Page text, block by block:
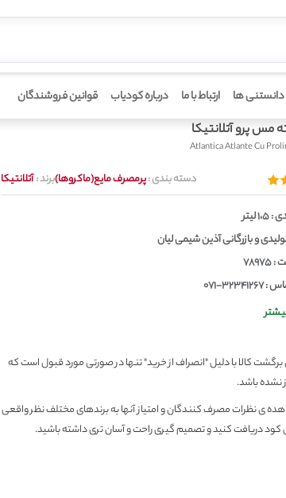
دانستنی ها ارتباط با ما درباره کودیاب قوانین فروشندگان
مس پرو آتلانتیکا
Atlantica Atlante Cu
دسته بندی :پرمصرف مایع(ماکروها)برند :آتلانتیکا
لیتر
و بازرگانی آذین شیمی لیان
071
برگشت کالا با دلیل "انصراف از خرید" تنها در صورتی مورد قبول است که
نشده باشد.
ی نظرات مصرف کنندگان و امتیاز آنها به برندهای مختلف نظر واقعی
کود دریافت کنید و تصمیم گیری راحت و آسان تری داشته باشید.